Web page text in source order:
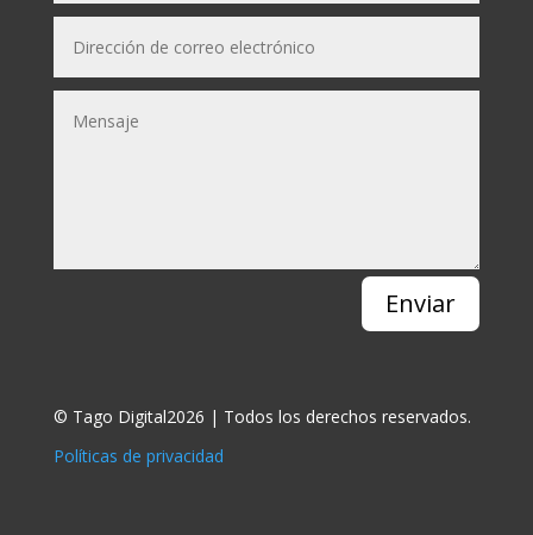
Enviar
© Tago Digital2026 | Todos los derechos reservados.
Políticas de privacidad